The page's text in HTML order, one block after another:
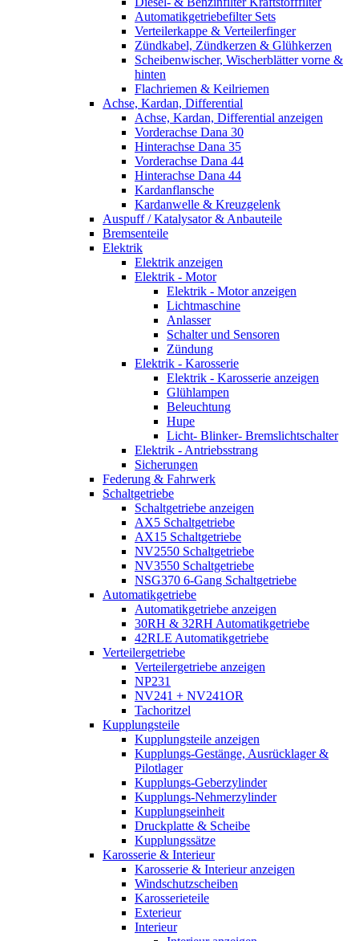
Automatikgetriebefilter Sets
Verteilerkappe & Verteilerfinger
Zündkabel, Zündkerzen & Glühkerzen
Scheibenwischer, Wischerblätter vorne &
hinten
Flachriemen & Keilriemen
Achse, Kardan, Differential
Achse, Kardan, Differential anzeigen
Vorderachse Dana 30
Hinterachse Dana 35
Vorderachse Dana 44
Hinterachse Dana 44
Kardanflansche
Kardanwelle & Kreuzgelenk
Auspuff / Katalysator & Anbauteile
Bremsenteile
Elektrik
Elektrik anzeigen
Elektrik - Motor
Elektrik - Motor anzeigen
Lichtmaschine
Anlasser
Schalter und Sensoren
Zündung
Elektrik - Karosserie
Elektrik - Karosserie anzeigen
Glühlampen
Beleuchtung
Hupe
Licht- Blinker- Bremslichtschalter
Elektrik - Antriebsstrang
Sicherungen
Federung & Fahrwerk
Schaltgetriebe
Schaltgetriebe anzeigen
AX5 Schaltgetriebe
AX15 Schaltgetriebe
NV2550 Schaltgetriebe
NV3550 Schaltgetriebe
NSG370 6-Gang Schaltgetriebe
Automatikgetriebe
Automatikgetriebe anzeigen
30RH & 32RH Automatikgetriebe
42RLE Automatikgetriebe
Verteilergetriebe
Verteilergetriebe anzeigen
NP231
NV241 + NV241OR
Tachoritzel
Kupplungsteile
Kupplungsteile anzeigen
Kupplungs-Gestänge, Ausrücklager &
Pilotlager
Kupplungs-Geberzylinder
Kupplungs-Nehmerzylinder
Kupplungseinheit
Druckplatte & Scheibe
Kupplungssätze
Karosserie & Interieur
Karosserie & Interieur anzeigen
Windschutzscheiben
Karosserieteile
Exterieur
Interieur